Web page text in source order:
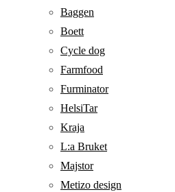
Baggen
Boett
Cycle dog
Farmfood
Furminator
HelsiTar
Kraja
L:a Bruket
Majstor
Metizo design